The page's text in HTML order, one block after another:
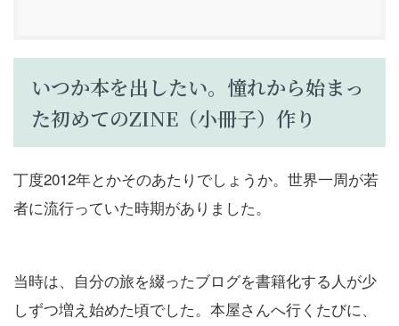
いつか本を出したい。憧れから始まっ
た初めてのZINE（小冊子）作り
丁度2012年とかそのあたりでしょうか。世界一周が若
者に流行っていた時期がありました。
当時は、自分の旅を綴ったブログを書籍化する人が少
しずつ増え始めた頃でした。本屋さんへ行くたびに、